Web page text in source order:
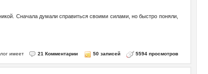
Сначала думали справиться своими силами, но быстро поняли,
имеет 21 Комментарии 50 записей 5594 просмотров